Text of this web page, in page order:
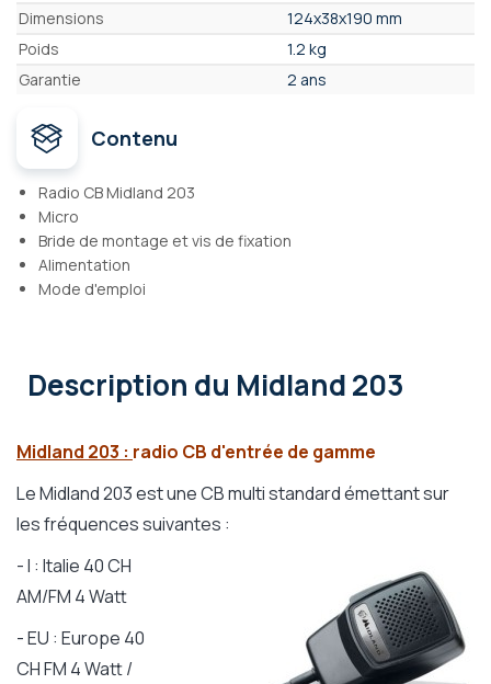
Dimensions
124x38x190 mm
Poids
1.2 kg
Garantie
2 ans
Contenu
Radio CB Midland 203
Micro
Bride de montage et vis de fixation
Alimentation
Mode d'emploi
Description du Midland 203
Midland 203 : radio CB d'entrée de gamme
Le Midland 203 est une CB multi standard émettant sur
les fréquences suivantes :
- I : Italie 40 CH
AM/FM 4 Watt
- EU : Europe 40
CH FM 4 Watt /